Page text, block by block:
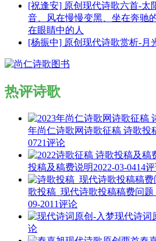
[祝逢安] 原创现代诗歌六首-太
音、风在慢慢变黑、坐在奔驰
在眼睛中的人
[杨振中] 原创现代诗歌赏析-月
热评诗歌
年尚仁诗歌网诗歌征稿 诗歌投
0721评论
投稿及稿费说明2022-03-0414
歌投稿_现代诗歌投稿稿费问
09-2011评论
现代诗词
论